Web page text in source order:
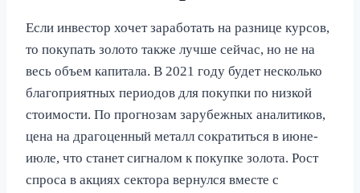
Если инвестор хочет заработать на разнице курсов,
то покупать золото также лучше сейчас, но не на
весь объем капитала. В 2021 году будет несколько
благоприятных периодов для покупки по низкой
стоимости. По прогнозам зарубежных аналитиков,
цена на драгоценный металл сократиться в июне-
июле, что станет сигналом к покупке золота. Рост
спроса в акциях сектора вернулся вместе с